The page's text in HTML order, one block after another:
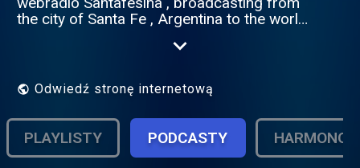
the city of Santa Fe , Argentina to the world,
Odwiedź stronę internetową
PLAYLISTY PODCASTY